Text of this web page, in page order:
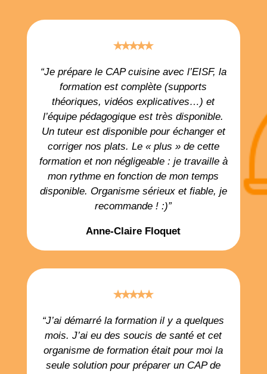
⭑⭑⭑⭑⭑
“Je prépare le CAP cuisine avec l’EISF, la
formation est complète (supports
théoriques, vidéos explicatives…) et
l’équipe pédagogique est très disponible.
Un tuteur est disponible pour échanger et
corriger nos plats. Le « plus » de cette
formation et non négligeable : je travaille à
mon rythme en fonction de mon temps
disponible. Organisme sérieux et fiable, je
recommande ! :)”
Anne-Claire Floquet
⭑⭑⭑⭑⭑
“J’ai démarré la formation il y a quelques
mois. J’ai eu des soucis de santé et cet
organisme de formation était pour moi la
seule solution pour préparer un CAP de